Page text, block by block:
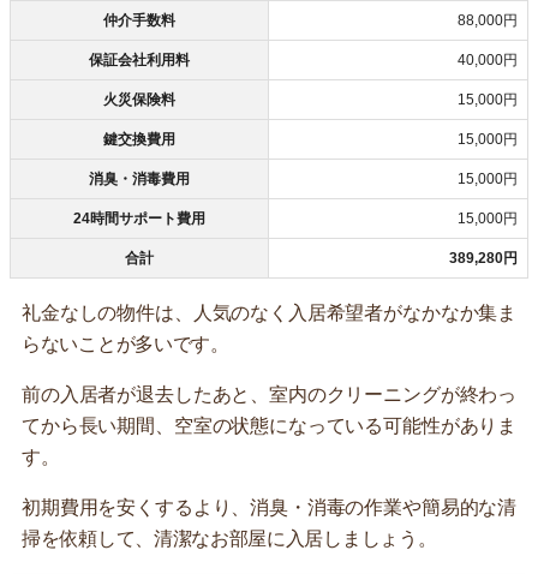
仲介手数料 88,000円
保証会社利用料 40,000円
火災保険料 15,000円
鍵交換費用 15,000円
消臭・消毒費用 15,000円
24時間サポート費用 15,000円
合計 389,280円
礼金なしの物件は、人気のなく入居希望者がなかなか集ま
らないことが多いです。
前の入居者が退去したあと、室内のクリーニングが終わっ
てから長い期間、空室の状態になっている可能性がありま
す。
初期費用を安くするより、消臭・消毒の作業や簡易的な清
掃を依頼して、清潔なお部屋に入居しましょう。